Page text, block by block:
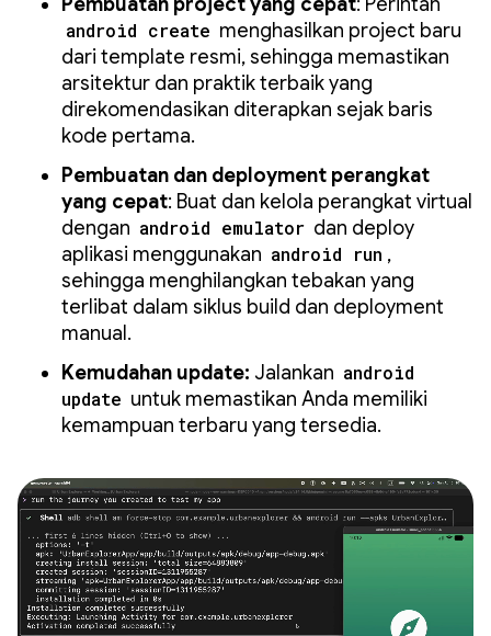
android create menghasilkan project baru
dari template resmi, sehingga memastikan
arsitektur dan praktik terbaik yang
direkomendasikan diterapkan sejak baris
kode pertama.
Pembuatan dan deployment perangkat
yang cepat: Buat dan kelola perangkat virtual
dengan android emulator dan deploy
aplikasi menggunakan android run ,
sehingga menghilangkan tebakan yang
terlibat dalam siklus build dan deployment
manual.
Kemudahan update: Jalankan android
update untuk memastikan Anda memiliki
kemampuan terbaru yang tersedia.